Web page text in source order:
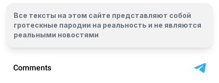
Все тексты на этом сайте представляют собой
гротескные пародии на реальность и не являются
реальными новостями